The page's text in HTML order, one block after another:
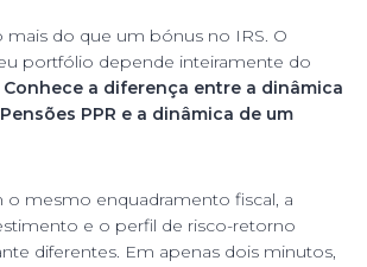
mais do que um bónus no IRS. O
portfólio depende inteiramente do
Conhece a diferença entre a dinâmica
PPR e a dinâmica de um
o mesmo enquadramento fiscal, a
e o perfil de risco-retorno
diferentes. Em apenas dois minutos,